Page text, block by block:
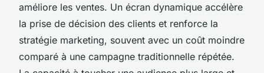
améliore les ventes. Un écran dynamique accélère
la prise de décision des clients et renforce la
stratégie marketing, souvent avec un coût moindre
comparé à une campagne traditionnelle répétée.